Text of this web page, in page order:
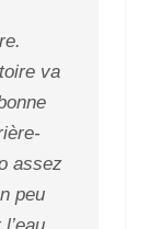
va
assez
peu